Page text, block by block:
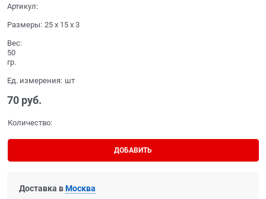
Артикул:
Размеры: 25 x 15 x 3
Вес:
50
гр.
Ед. измерения: шт
70 руб.
Количество:
ДОБАВИТЬ
Доставка вМосква